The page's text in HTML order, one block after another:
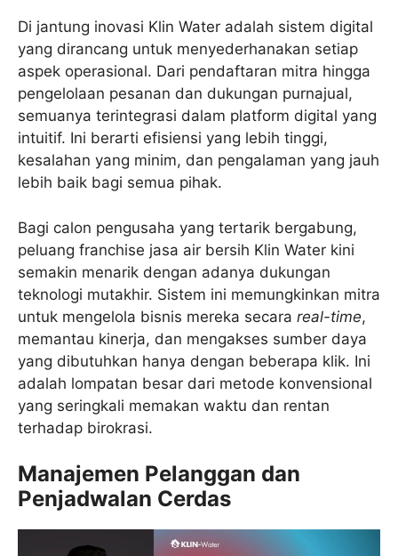
Di jantung inovasi Klin Water adalah sistem digital
yang dirancang untuk menyederhanakan setiap
aspek operasional. Dari pendaftaran mitra hingga
pengelolaan pesanan dan dukungan purnajual,
semuanya terintegrasi dalam platform digital yang
intuitif. Ini berarti efisiensi yang lebih tinggi,
kesalahan yang minim, dan pengalaman yang jauh
lebih baik bagi semua pihak.
Bagi calon pengusaha yang tertarik bergabung,
peluang franchise jasa air bersih Klin Water kini
semakin menarik dengan adanya dukungan
teknologi mutakhir. Sistem ini memungkinkan mitra
untuk mengelola bisnis mereka secara real-time,
memantau kinerja, dan mengakses sumber daya
yang dibutuhkan hanya dengan beberapa klik. Ini
adalah lompatan besar dari metode konvensional
yang seringkali memakan waktu dan rentan
terhadap birokrasi.
Manajemen Pelanggan dan
Penjadwalan Cerdas